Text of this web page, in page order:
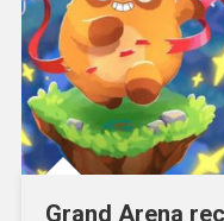
Grand Arena